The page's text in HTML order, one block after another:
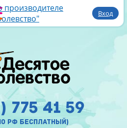
производителе
Вход
775 41 59
рф бесплатный)